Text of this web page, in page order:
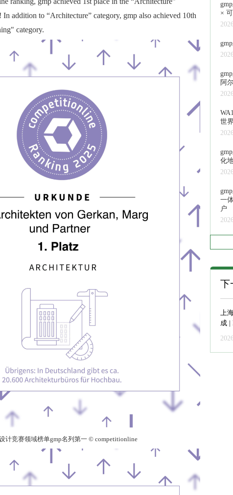
addition to “Architecture” category, gmp also achieved 10th
category.
计竞赛领域榜单gmp名列第一 © competitionline
×
阿
世
化
一
户
下
上
成 |